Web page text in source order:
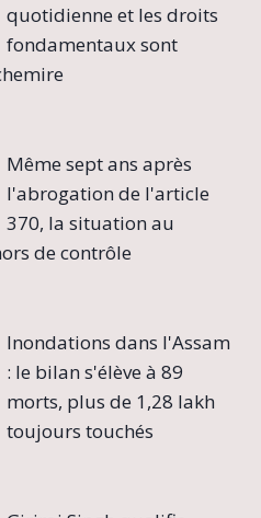
quotidienne et les droits
fondamentaux sont
Même sept ans après
l'abrogation de l'article
370, la situation au
de contrôle
Inondations dans l'Assam
: le bilan s'élève à 89
morts, plus de 1,28 lakh
toujours touchés